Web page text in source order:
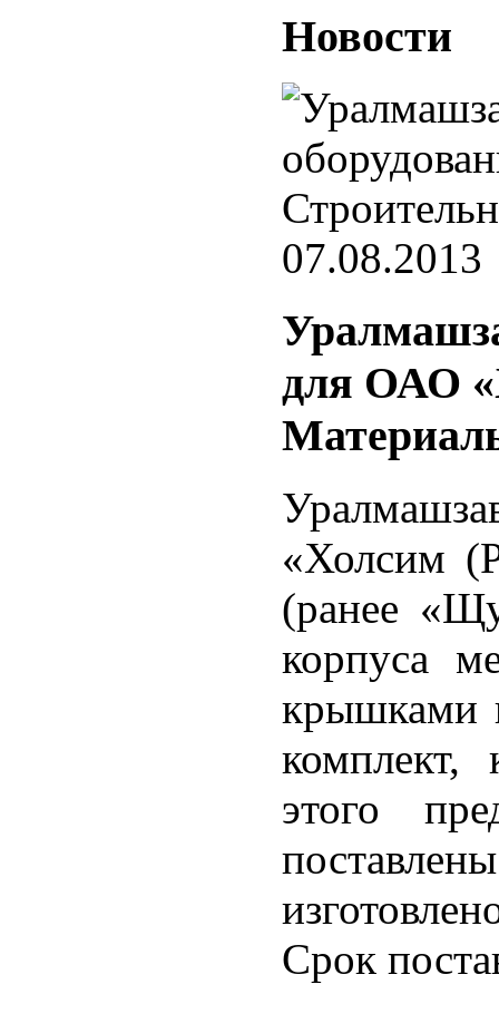
Новости
07.08.2013
для ОАО
«Холсим
(ранее
корпуса
крышками
комплект,
этого
Срок